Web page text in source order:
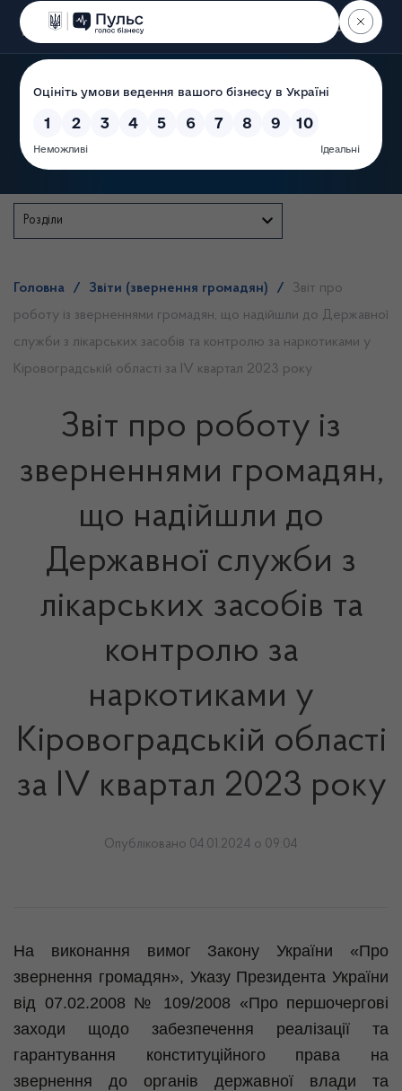
Пошук
Розділи
Головна / Звіти (звернення громадян) /
Звіт про
роботу із зверненнями громадян, що надійшли до Державної
служби з лікарських засобів та контролю за наркотиками у
Кіровоградській області за IV квартал 2023 року
Звіт про роботу із
зверненнями громадян,
що надійшли до
Державної служби з
лікарських засобів та
контролю за
наркотиками у
Кіровоградській області
за IV квартал 2023 року
Опубліковано 04.01.2024 о 09:04
На виконання вимог Закону України «Про
звернення громадян», Указу Президента України
від 07.02.2008 № 109/2008 «Про першочергові
заходи щодо забезпечення реалізації та
гарантування конституційного права на
звернення до органів державної влади та